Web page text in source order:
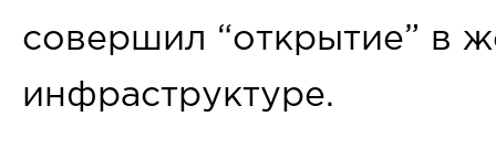
совершил “открытие” в
инфраструктуре.